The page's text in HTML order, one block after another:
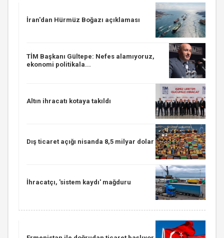
İran'dan Hürmüz Boğazı açıklaması
TİM Başkanı Gültepe: Nefes alamıyoruz,
ekonomi politikala...
Altın ihracatı kotaya takıldı
Dış ticaret açığı nisanda 8,5 milyar dolar
İhracatçı, 'sistem kaydı' mağduru